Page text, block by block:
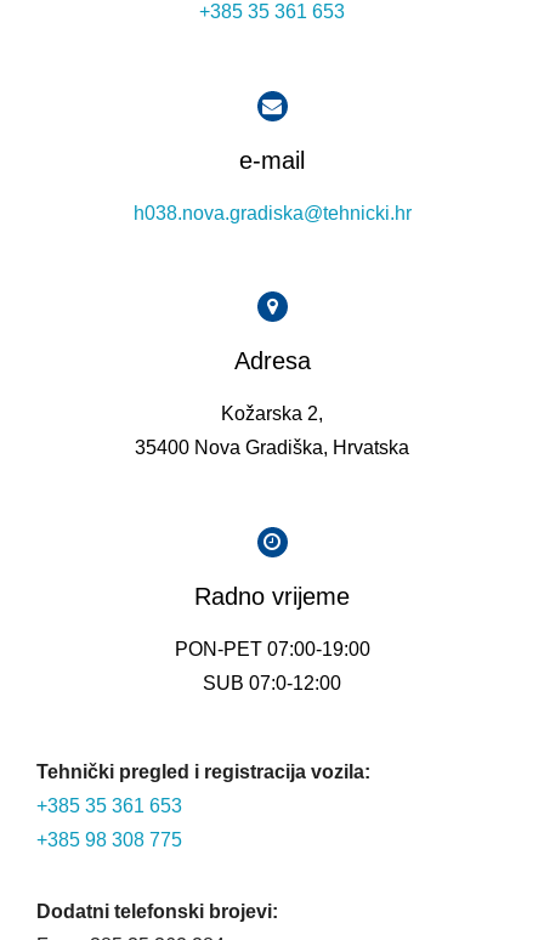
+385 35 361 653
e-mail
h038.nova.gradiska@tehnicki.hr
Adresa
Kožarska 2,
35400 Nova Gradiška, Hrvatska
Radno vrijeme
PON-PET 07:00-19:00
SUB 07:0-12:00
Tehnički pregled i registracija vozila:
+385 35 361 653
+385 98 308 775
Dodatni telefonski brojevi: